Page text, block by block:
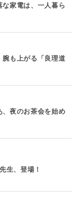
な家電は、一人暮ら
腕も上がる「良理道
、夜のお茶会を始め
生、登場！